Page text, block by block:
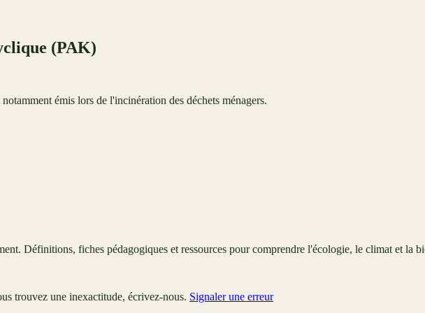
(PAK)
émis lors de l'incinération des déchets ménagers.
Définitions, fiches pédagogiques et ressources pour comprendre l'écologie, le climat et la
trouvez une inexactitude, écrivez-nous. Signaler une erreur